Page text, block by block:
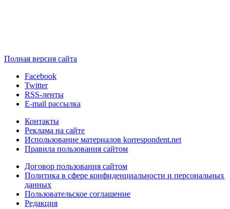
Полная версия сайта
Facebook
Twitter
RSS-ленты
E-mail рассылка
Контакты
Реклама на сайте
Использование материалов korrespondent.net
Правила пользования сайтом
Договор пользования сайтом
Политика в сфере конфиденциальности и персональных
данных
Пользовательское соглашение
Редакция